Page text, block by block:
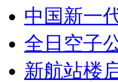
中国新一
全日空子
新航站楼